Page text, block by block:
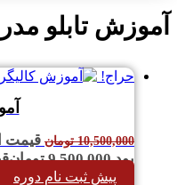
آموزش تابلو
حراج!
10,500,000 تومان
بود.9,500,000 تومان
پیش ثبت نام دوره